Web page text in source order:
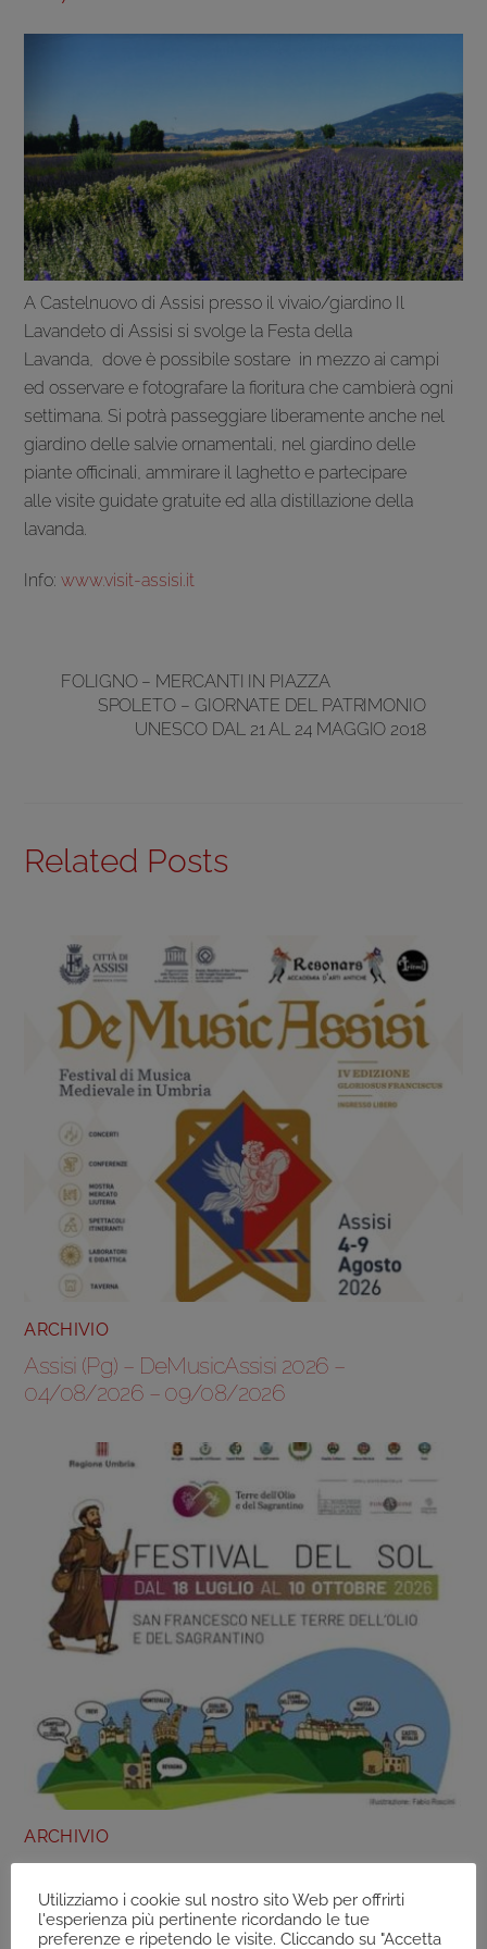
A Castelnuovo di Assisi presso il vivaio/giardino Il
Lavandeto di Assisi si svolge la Festa della
Lavanda, dove è possibile sostare in mezzo ai campi
ed osservare e fotografare la fioritura che cambierà ogni
settimana. Si potrà passeggiare liberamente anche nel
giardino delle salvie ornamentali, nel giardino delle
piante officinali, ammirare il laghetto e partecipare
alle visite guidate gratuite ed alla distillazione della
lavanda.
Info:www.visit-assisi.it
FOLIGNO – MERCANTI IN PIAZZA
SPOLETO – GIORNATE DEL PATRIMONIO
UNESCO DAL 21 AL 24 MAGGIO 2018
Related Posts
ARCHIVIO
Assisi (Pg) – DeMusicAssisi 2026 –
04/08/2026 – 09/08/2026
ARCHIVIO
Sagrantino”, Trekking Per BAMBINI – Dal 18 Al
19 Luglio
Utilizziamo i cookie sul nostro sito Web per offrirti
l'esperienza più pertinente ricordando le tue
preferenze e ripetendo le visite. Cliccando su "Accetta